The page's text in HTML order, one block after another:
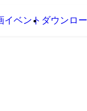
イベント ダウンロ